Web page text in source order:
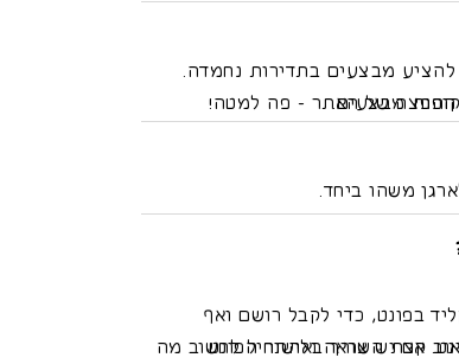
מבצעים בתדירות נחמדה.
מבצעים.
ההפצה של האתר - פה למטה!
משהו ביחד.
בפונט, כדי לקבל רושם ואף
אם יש צורך באישור הפונט
קצת השראה ולהתחיל לחשוב מה